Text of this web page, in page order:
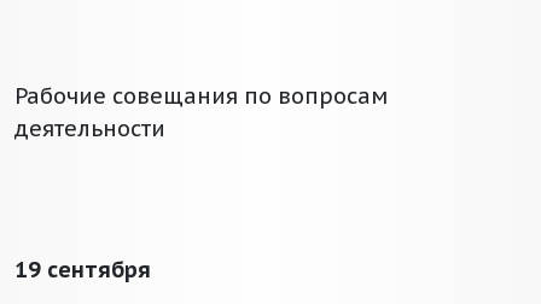
Рабочие совещания по вопросам
деятельности
19 сентября